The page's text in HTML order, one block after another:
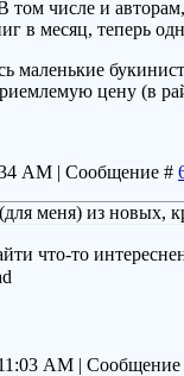
том числе и
в месяц, теперь
маленькие
цену (в
AM | Сообщение #
меня) из новых,
что-то
AM | Сообщение